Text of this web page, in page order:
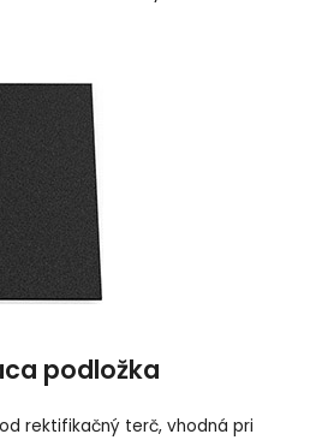
podložka
rektifikačný terč, vhodná pri